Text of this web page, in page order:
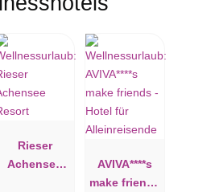
Rieser
Achensee
AVIVA****s
make friends